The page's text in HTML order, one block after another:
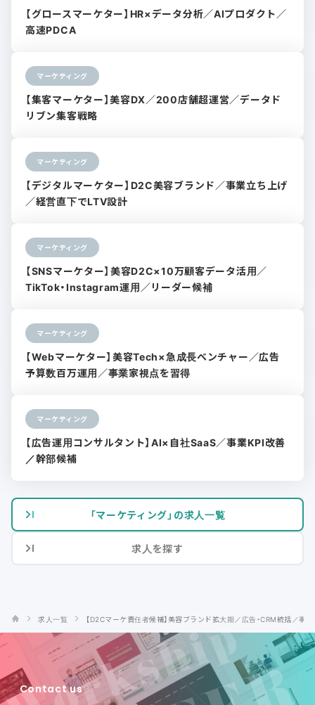
【グロースマーケター】HR×データ分析／AIプロダクト／
高速PDCA
マーケティング
【集客マーケター】美容DX／200店舗超運営／データド
リブン集客戦略
マーケティング
【デジタルマーケター】D2C美容ブランド／事業立ち上げ
／経営直下でLTV設計
マーケティング
【SNSマーケター】美容D2C×10万顧客データ活用／
TikTok・Instagram運用／リーダー候補
マーケティング
【Webマーケター】美容Tech×急成長ベンチャー／広告
予算数百万運用／事業家視点を習得
マーケティング
【広告運用コンサルタント】AI×自社SaaS／事業KPI改善
／幹部候補
「マーケティング」の求人一覧
求人を探す
求人一覧 【D2Cマーケ責任者候補】美容ブランド拡大期／広告・CRM統括／事
Contact us